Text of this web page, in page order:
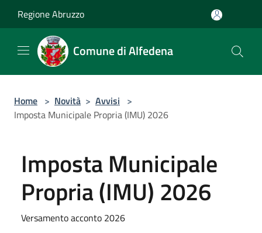
Regione Abruzzo
Comune di Alfedena
Home > Novità > Avvisi >
Imposta Municipale Propria (IMU) 2026
Imposta Municipale
Propria (IMU) 2026
Versamento acconto 2026